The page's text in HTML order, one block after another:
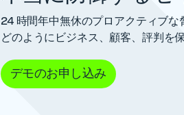
24 時間年中無休のプロアクティブ
どのようにビジネス、顧客、評判を
デモのお申し込み